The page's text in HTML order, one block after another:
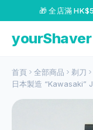
🎁 全店滿
yourShaver
首頁 全部商品
剃刀
日本製造 “Kawasaki”